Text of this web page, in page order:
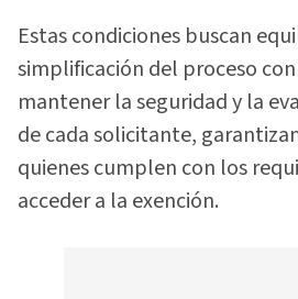
Estas condiciones buscan
simplificación del proceso
mantener la seguridad y la
de cada solicitante,
quienes cumplen con los
acceder a la exención.